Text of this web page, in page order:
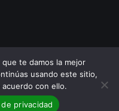
te damos la mejor
usando este sitio,
con ello.
privacidad